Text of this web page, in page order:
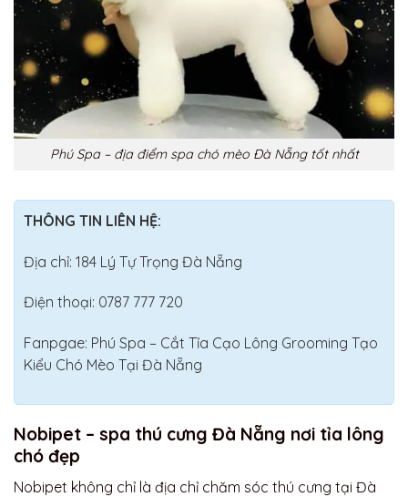
Phú Spa – địa điểm spa chó mèo Đà Nẵng tốt nhất
THÔNG TIN LIÊN HỆ:
Địa chỉ: 184 Lý Tự Trọng Đà Nẵng
Điện thoại: 0787 777 720
Fanpgae: Phú Spa – Cắt Tỉa Cạo Lông Grooming Tạo
Kiểu Chó Mèo Tại Đà Nẵng
Nobipet – spa thú cưng Đà Nẵng nơi tỉa lông
chó đẹp
Nobipet không chỉ là địa chỉ chăm sóc thú cưng tại Đà